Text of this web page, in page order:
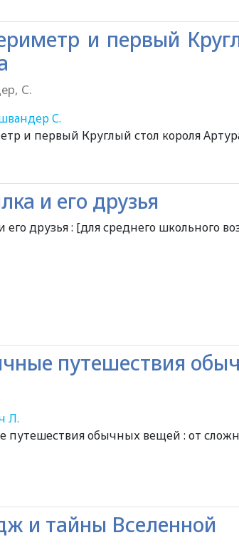
и первый
С.
С.
и первый Круглый стол короля
и его друзья
его друзья : [для среднего школьного
путешествия
Л.
путешествия обычных вещей : от
и тайны Вселенной